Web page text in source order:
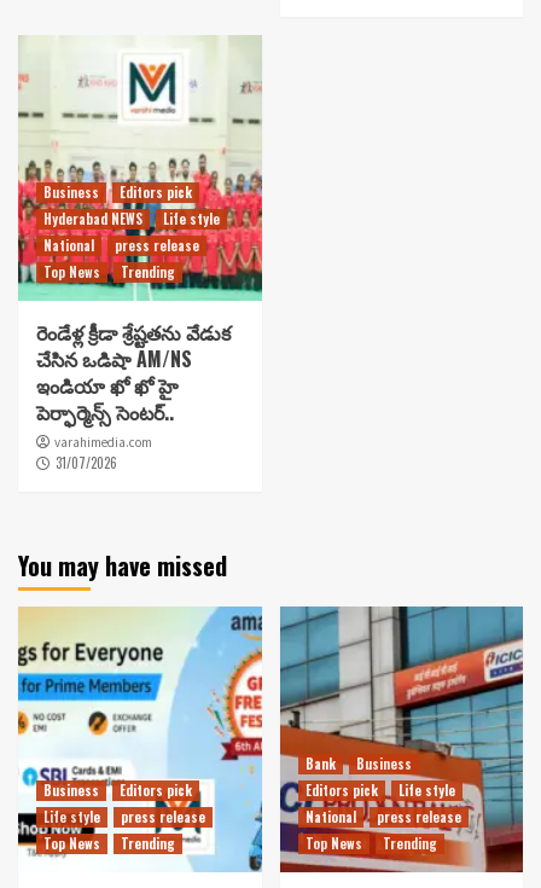
Business
Editors pick
Hyderabad NEWS
Life style
National
press release
Top News
Trending
రెండేళ్ల క్రీడా శ్రేష్టతను వేడుక
చేసిన ఒడిషా AM/NS
ఇండియా ఖో ఖో హై
పెర్ఫార్మెన్స్ సెంటర్..
varahimedia.com
31/07/2026
You may have missed
Business
Editors pick
Life style
press release
Top News
Trending
Bank
Business
Editors pick
Life style
National
press release
Top News
Trending